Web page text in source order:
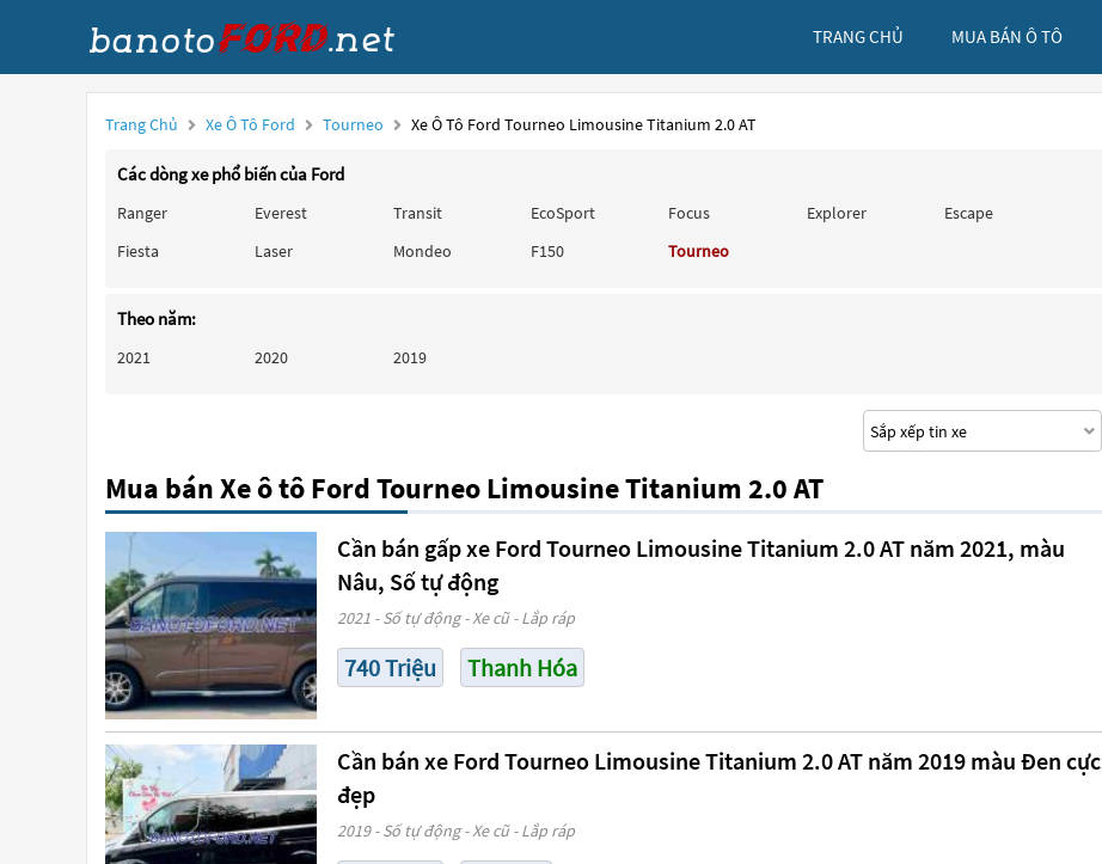
TRANG CHỦ MUA BÁN Ô TÔ
Trang Chủ Xe Ô Tô Ford Tourneo Xe Ô Tô Ford Tourneo Limousine Titanium 2.0 AT
Các dòng xe phổ biến của Ford
Ranger Everest Transit EcoSport Focus Explorer
Escape
Fiesta
Laser Mondeo F150 Tourneo
Theo năm:
2021 2020 2019
Mua bán Xe ô tô Ford Tourneo Limousine Titanium 2.0 AT
Cần bán gấp xe Ford Tourneo Limousine Titanium 2.0 AT năm 2021, màu
Nâu, Số tự động
2021 - Số tự động - Xe cũ - Lắp ráp
740 Triệu Thanh Hóa
Cần bán xe Ford Tourneo Limousine Titanium 2.0 AT năm 2019 màu Đen cực
đẹp
2019 - Số tự động - Xe cũ - Lắp ráp